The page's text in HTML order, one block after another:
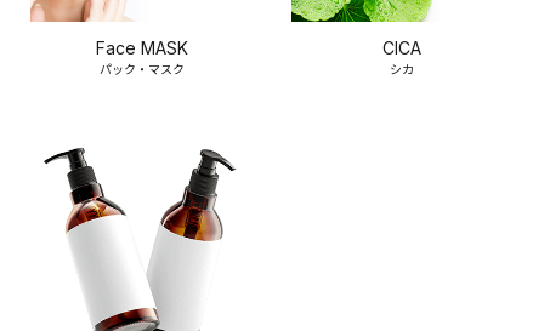
Face MASK
パック・マスク
CICA
シカ